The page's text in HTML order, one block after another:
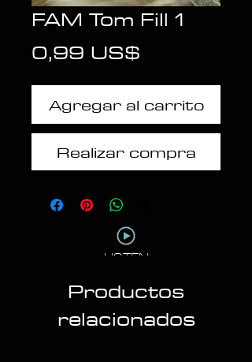
FAM Tom Fill 1
0,99 US$
Agregar al carrito
Realizar compra
LISTEN
Productos
relacionados